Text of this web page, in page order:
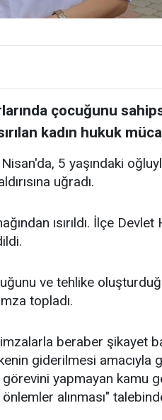
çocuğunu
kadın hukuk
5 yaşındaki
uğradı.
ısırıldı. İlçe
ve tehlike
topladı.
beraber şikayet
giderilmesi amacıyla
yapmayan kamu
alınması"